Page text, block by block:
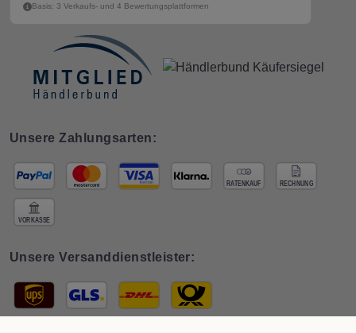
Basis: 3 Verkaufs- und 4 Bewertungsplattformen
Unsere Zahlungsarten:
Unsere Versanddienstleister: